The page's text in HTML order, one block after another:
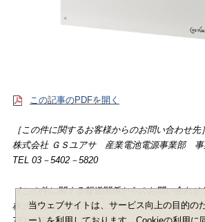
当ウェブサイトは、サービス向上の目的の
この記事のPDFを開く
［この件に関するお客様からのお問い合わせ先］
株式会社 ＧＳユアサ 産業電池電源事業部 事
TEL 03－5402－5820
［この件に関する報道関係からのお問い合わせ
株式会社 ＧＳユアサ コーポレートコミュニケ